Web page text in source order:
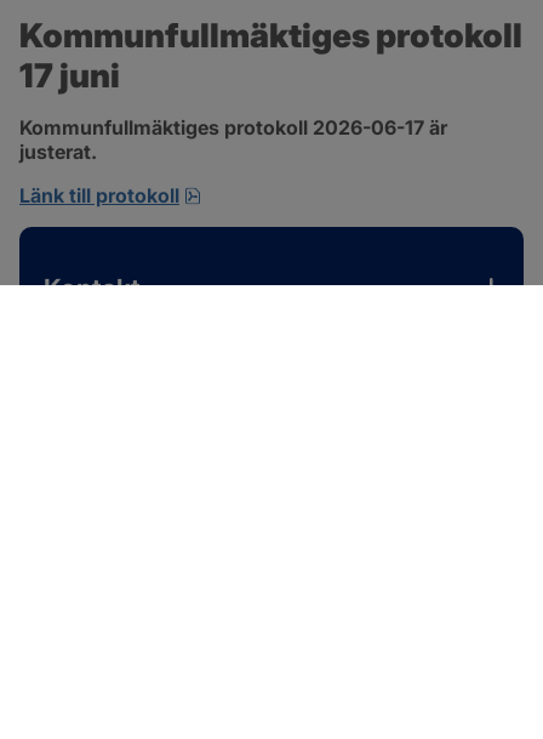
Kommunfullmäktiges protokoll
17 juni
Kommunfullmäktiges protokoll 2026-06-17 är
justerat.
Länk till protokoll
Kontakt